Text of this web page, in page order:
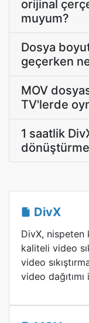
orijinal
muyum?
Dosya
geçerken
MOV
TV'lerde
1 saatlik
DivX
DivX, nispeten
kaliteli video
video
video dağıtımı